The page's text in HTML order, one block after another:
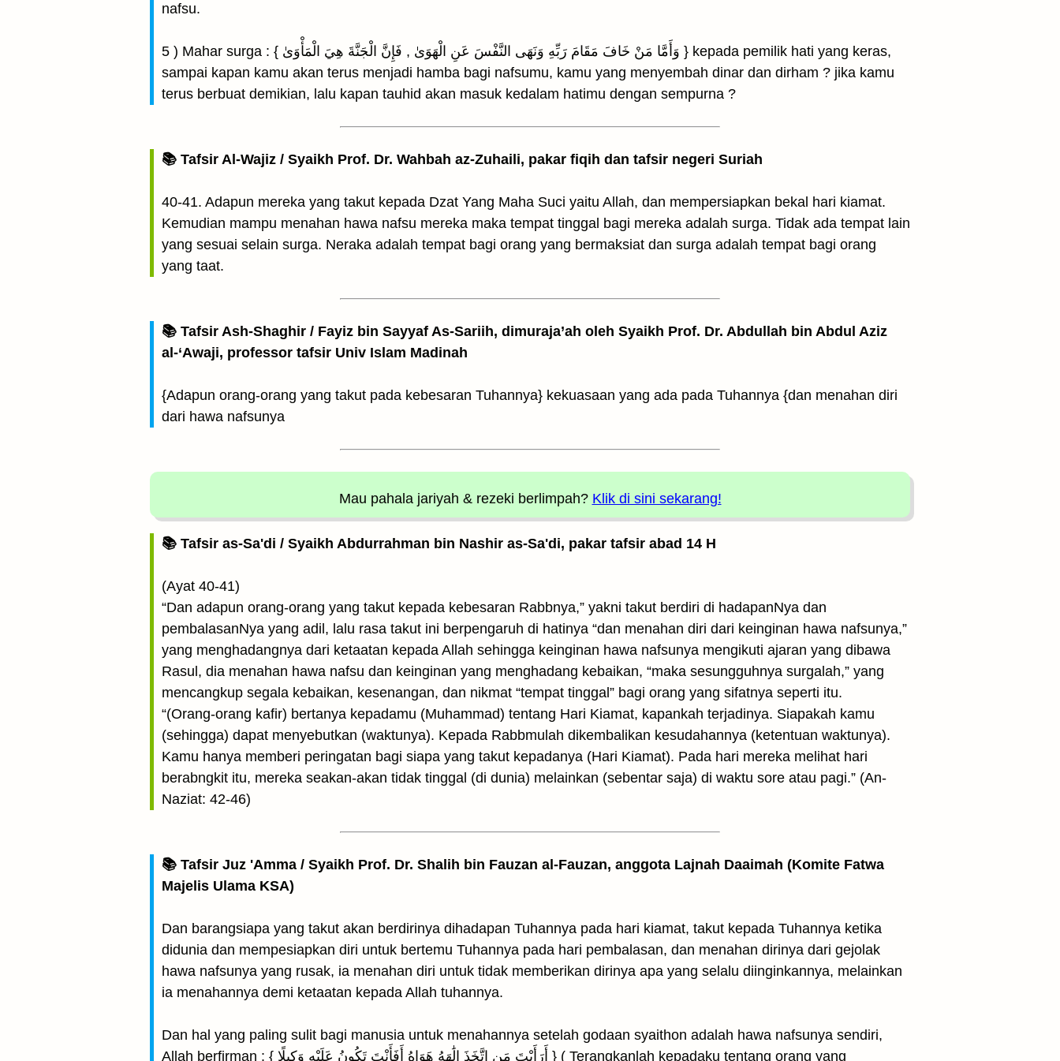
nafsu.
5 ) Mahar surga : { وَأَمَّا مَنْ خَافَ مَقَامَ رَبِّهِ وَنَهَى النَّفْسَ عَنِ الْهَوَىٰ , فَإِنَّ الْجَنَّةَ هِيَ الْمَأْوَىٰ } kepada pemilik hati yang keras,
sampai kapan kamu akan terus menjadi hamba bagi nafsumu, kamu yang menyembah dinar dan dirham ? jika kamu
terus berbuat demikian, lalu kapan tauhid akan masuk kedalam hatimu dengan sempurna ?
📚 Tafsir Al-Wajiz / Syaikh Prof. Dr. Wahbah az-Zuhaili, pakar fiqih dan tafsir negeri Suriah
40-41. Adapun mereka yang takut kepada Dzat Yang Maha Suci yaitu Allah, dan mempersiapkan bekal hari kiamat.
Kemudian mampu menahan hawa nafsu mereka maka tempat tinggal bagi mereka adalah surga. Tidak ada tempat lain
yang sesuai selain surga. Neraka adalah tempat bagi orang yang bermaksiat dan surga adalah tempat bagi orang
yang taat.
📚 Tafsir Ash-Shaghir / Fayiz bin Sayyaf As-Sariih, dimuraja’ah oleh Syaikh Prof. Dr. Abdullah bin Abdul Aziz
al-‘Awaji, professor tafsir Univ Islam Madinah
{Adapun orang-orang yang takut pada kebesaran Tuhannya} kekuasaan yang ada pada Tuhannya {dan menahan diri
dari hawa nafsunya
Mau pahala jariyah & rezeki berlimpah? Klik di sini sekarang!
📚 Tafsir as-Sa'di / Syaikh Abdurrahman bin Nashir as-Sa'di, pakar tafsir abad 14 H
(Ayat 40-41)
“Dan adapun orang-orang yang takut kepada kebesaran Rabbnya,” yakni takut berdiri di hadapanNya dan
pembalasanNya yang adil, lalu rasa takut ini berpengaruh di hatinya “dan menahan diri dari keinginan hawa nafsunya,”
yang menghadangnya dari ketaatan kepada Allah sehingga keinginan hawa nafsunya mengikuti ajaran yang dibawa
Rasul, dia menahan hawa nafsu dan keinginan yang menghadang kebaikan, “maka sesungguhnya surgalah,” yang
mencangkup segala kebaikan, kesenangan, dan nikmat “tempat tinggal” bagi orang yang sifatnya seperti itu.
“(Orang-orang kafir) bertanya kepadamu (Muhammad) tentang Hari Kiamat, kapankah terjadinya. Siapakah kamu
(sehingga) dapat menyebutkan (waktunya). Kepada Rabbmulah dikembalikan kesudahannya (ketentuan waktunya).
Kamu hanya memberi peringatan bagi siapa yang takut kepadanya (Hari Kiamat). Pada hari mereka melihat hari
berabngkit itu, mereka seakan-akan tidak tinggal (di dunia) melainkan (sebentar saja) di waktu sore atau pagi.” (An-
Naziat: 42-46)
📚 Tafsir Juz 'Amma / Syaikh Prof. Dr. Shalih bin Fauzan al-Fauzan, anggota Lajnah Daaimah (Komite Fatwa
Majelis Ulama KSA)
Dan barangsiapa yang takut akan berdirinya dihadapan Tuhannya pada hari kiamat, takut kepada Tuhannya ketika
didunia dan mempesiapkan diri untuk bertemu Tuhannya pada hari pembalasan, dan menahan dirinya dari gejolak
hawa nafsunya yang rusak, ia menahan diri untuk tidak memberikan dirinya apa yang selalu diinginkannya, melainkan
ia menahannya demi ketaatan kepada Allah tuhannya.
Dan hal yang paling sulit bagi manusia untuk menahannya setelah godaan syaithon adalah hawa nafsunya sendiri,
Allah berfirman : { أَرَأَيْتَ مَنِ اتَّخَذَ إِلَٰهَهُ هَوَاهُ أَفَأَنْتَ تَكُونُ عَلَيْهِ وَكِيلًا } ( Terangkanlah kepadaku tentang orang yang